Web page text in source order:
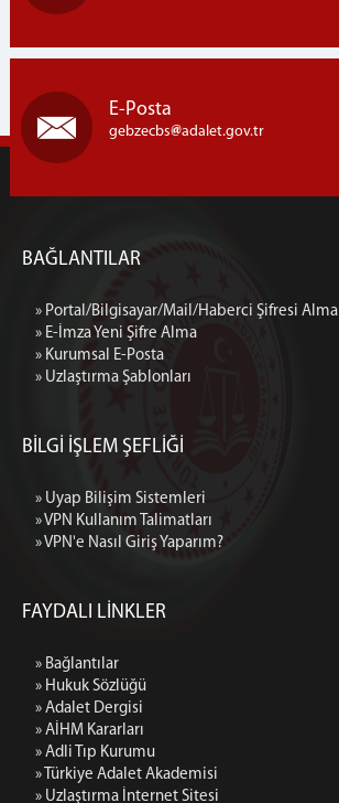
E-Posta
gebzecbs adalet.gov.tr
BAĞLANTILAR
» Portal/Bilgisayar/Mail/Haberci Şifresi Alma
» E-İmza Yeni Şifre Alma
» Kurumsal E-Posta
» Uzlaştırma Şablonları
BİLGİ İŞLEM ŞEFLİĞİ
» Uyap Bilişim Sistemleri
» VPN Kullanım Talimatları
» VPN'e Nasıl Giriş Yaparım?
FAYDALI LİNKLER
» Bağlantılar
» Hukuk Sözlüğü
» Adalet Dergisi
» AİHM Kararları
» Adli Tıp Kurumu
» Türkiye Adalet Akademisi
» Uzlaştırma İnternet Sitesi